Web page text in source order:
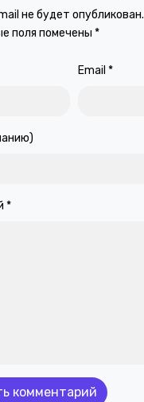
не будет опубликован.
поля помечены *
Email *
*